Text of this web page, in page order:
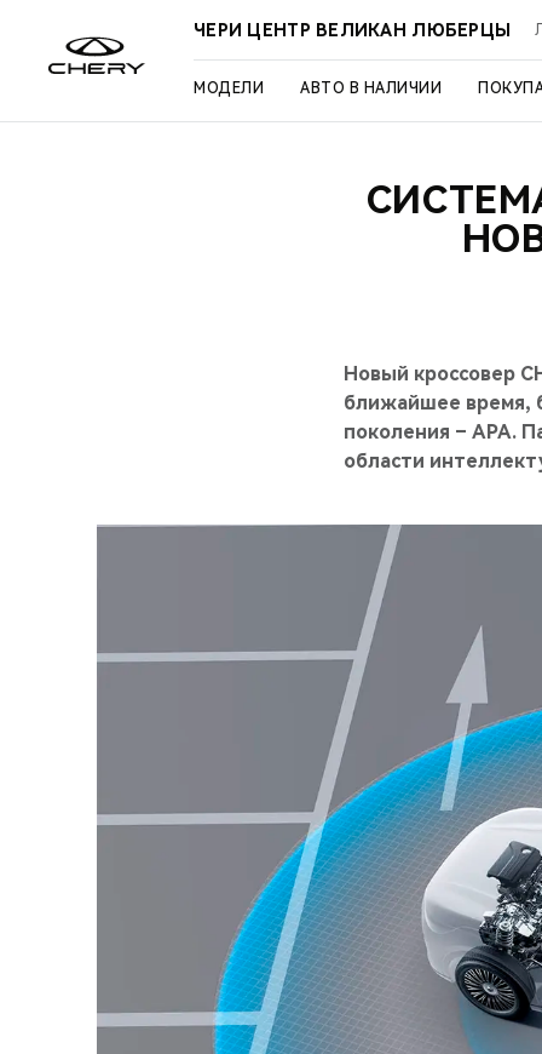
ЧЕРИ ЦЕНТР ВЕЛИКАН ЛЮБЕРЦЫ
МОДЕЛИ АВТО В НАЛИЧИИ
Новый кроссовер
ближайшее время,
поколения – APA.
области